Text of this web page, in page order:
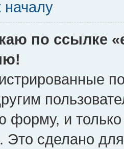
началу
по ссылке
форму, и
Это сделано